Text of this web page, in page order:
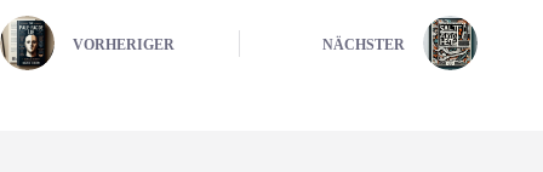
VORHERIGER NÄCHSTER